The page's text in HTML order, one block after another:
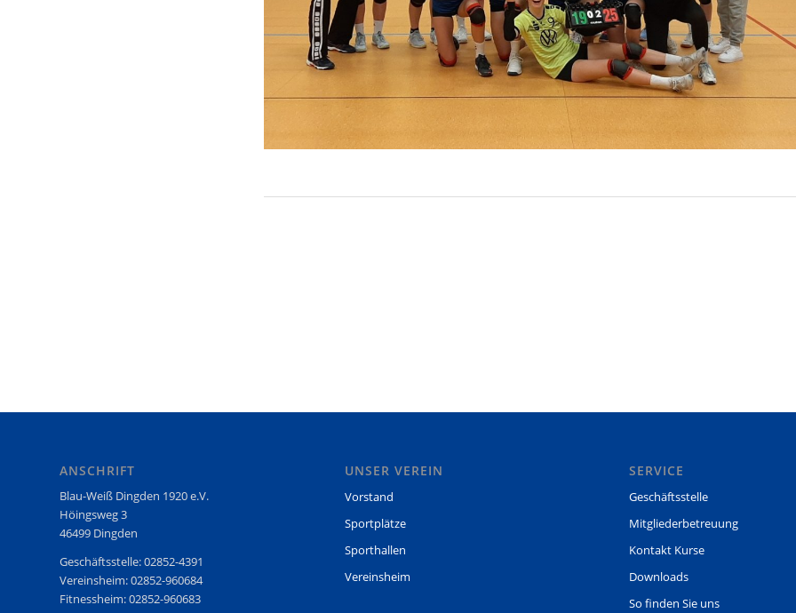
ANSCHRIFT
Blau-Weiß Dingden 1920 e.V.
Höingsweg 3
46499 Dingden
Geschäftsstelle: 02852-4391
Vereinsheim: 02852-960684
Fitnessheim: 02852-960683
UNSER VEREIN
Vorstand
Sportplätze
Sporthallen
Vereinsheim
SERVICE
Geschäftsstelle
Mitgliederbetreuung
Kontakt Kurse
Downloads
So finden Sie uns